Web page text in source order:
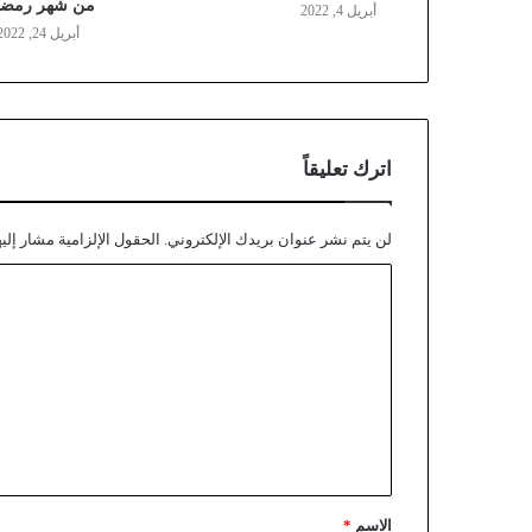
أبريل 4, 2022
من شهر
أبريل 24, 2022
اترك تعليقاً
لن يتم نشر عنوان بريدك الإلكتروني. الحقول الإلزامية مشار
الاسم *